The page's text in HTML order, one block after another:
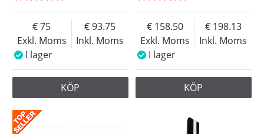
Exkl. Moms
75
Inkl. Moms
93.75
I lager
KÖP
Exkl. Moms
158.50
Inkl. Moms
198.13
I lager
KÖP